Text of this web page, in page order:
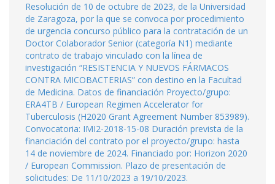
Resolución de 10 de octubre de 2023, de la Universidad
de Zaragoza, por la que se convoca por procedimiento
de urgencia concurso público para la contratación de un
Doctor Colaborador Senior (categoría N1) mediante
contrato de trabajo vinculado con la línea de
investigación “RESISTENCIA Y NUEVOS FÁRMACOS
CONTRA MICOBACTERIAS” con destino en la Facultad
de Medicina. Datos de financiación Proyecto/grupo:
ERA4TB / European Regimen Accelerator for
Tuberculosis (H2020 Grant Agreement Number 853989).
Convocatoria: IMI2-2018-15-08 Duración prevista de la
financiación del contrato por el proyecto/grupo: hasta
14 de noviembre de 2024. Financiado por: Horizon 2020
/ European Commission. Plazo de presentación de
solicitudes: De 11/10/2023 a 19/10/2023.